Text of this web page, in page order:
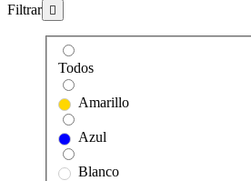
Filtrar
Todos
Amarillo
Azul
Blanco